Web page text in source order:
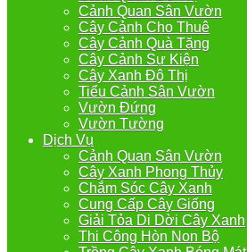
Cảnh Quan Sân Vườn
Cây Cảnh Cho Thuê
Cây Cảnh Quà Tặng
Cây Cảnh Sự Kiện
Cây Xanh Đô Thị
Tiểu Cảnh Sân Vườn
Vườn Đứng
Vườn Tường
Dịch Vụ
Cảnh Quan Sân Vườn
Cây Xanh Phong Thủy
Chắm Sóc Cây Xanh
Cung Cấp Cây Giống
Giải Tỏa Di Dời Cây Xanh
Thi Công Hòn Non Bộ